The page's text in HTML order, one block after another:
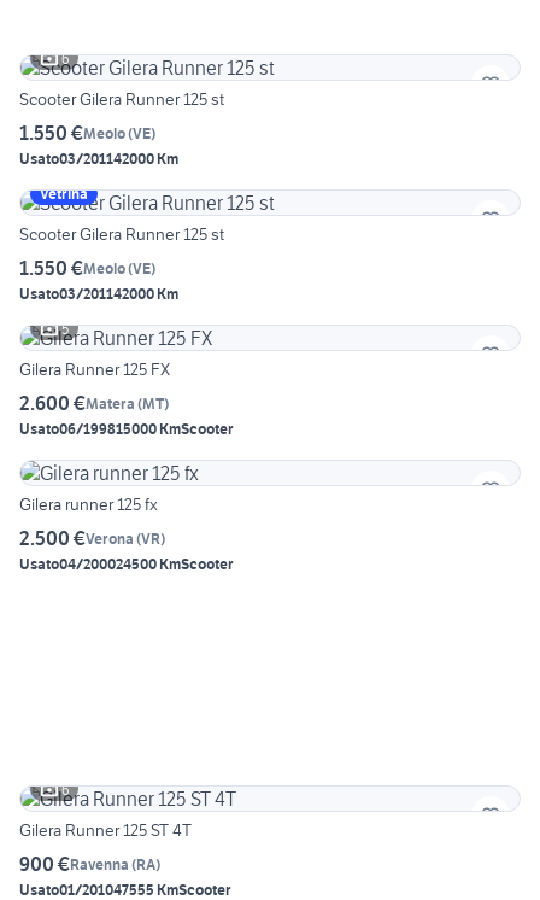
6
Scooter Gilera Runner 125 st
1.550 €Meolo(VE)
Usato03/201142000 Km
Vetrina
Scooter Gilera Runner 125 st
1.550 €Meolo(VE)
Usato03/201142000 Km
5
Gilera Runner 125 FX
2.600 €Matera (MT)
Usato06/199815000 KmScooter
Gilera runner 125 fx
2.500 €Verona (VR)
Usato04/200024500 KmScooter
6
Gilera Runner 125 ST 4T
900 €Ravenna (RA)
Usato01/201047555 KmScooter